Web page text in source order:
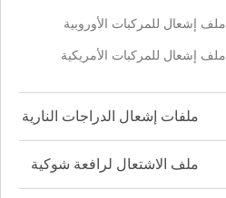
ملف إشعال للمركبات الأوروبية
ملف إشعال للمركبات الأمريكية
ملفات إشعال الدراجات النارية
ملف الاشتعال لرافعة شوكية